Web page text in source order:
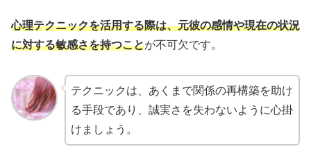
心理テクニックを活用する際は、元彼の感情や現在の状況
に対する敏感さを持つことが不可欠です。
テクニックは、あくまで関係の再構築を助け
る手段であり、誠実さを失わないように心掛
けましょう。